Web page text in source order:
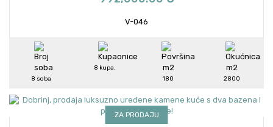
V-046
8 soba
8 kupa.
180
2800
ZA PRODAJU